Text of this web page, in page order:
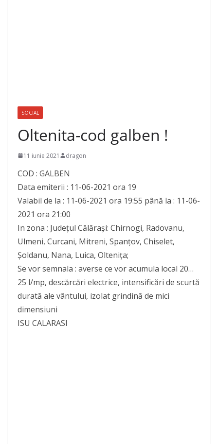
SOCIAL
Oltenita-cod galben !
11 iunie 2021 dragon
COD : GALBEN
Data emiterii : 11-06-2021 ora 19
Valabil de la : 11-06-2021 ora 19:55 până la : 11-06-
2021 ora 21:00
In zona : Județul Călăraşi: Chirnogi, Radovanu,
Ulmeni, Curcani, Mitreni, Spanțov, Chiselet,
Șoldanu, Nana, Luica, Oltenița;
Se vor semnala : averse ce vor acumula local 20…
25 l/mp, descărcări electrice, intensificări de scurtă
durată ale vântului, izolat grindină de mici
dimensiuni
ISU CALARASI